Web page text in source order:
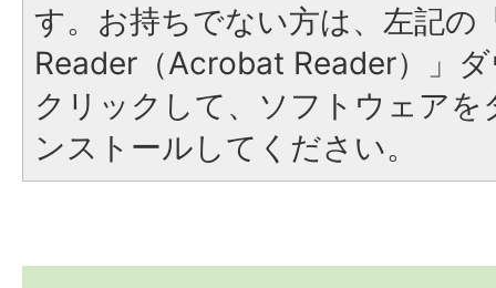
す。お持ちでない方は、左記の
Reader（Acrobat Reader）」
クリックして、ソフトウェア
ンストールしてください。